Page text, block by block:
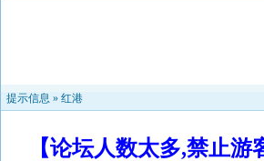
提示信息 » 红港
【论坛人数太多,禁止